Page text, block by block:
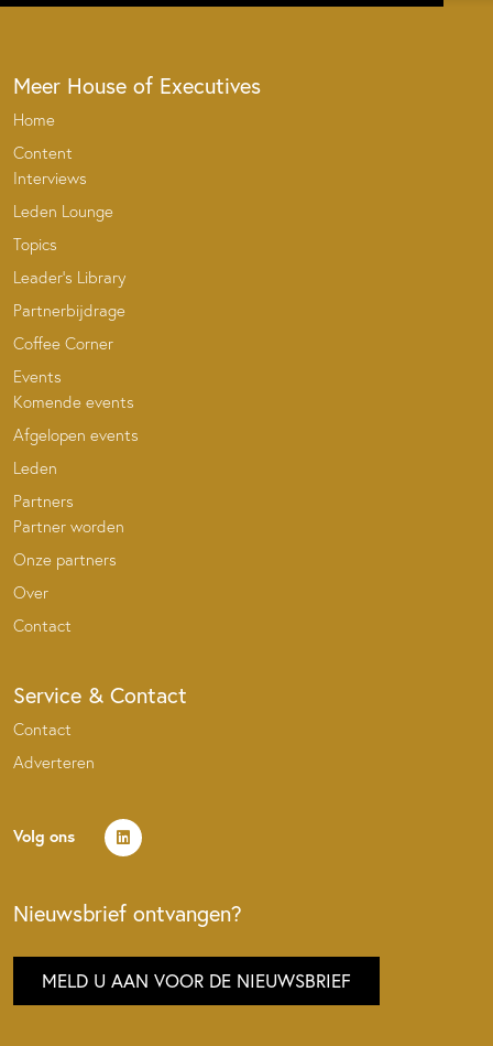
Meer House of Executives
Home
Content
Interviews
Leden Lounge
Topics
Leader’s Library
Partnerbijdrage
Coffee Corner
Events
Komende events
Afgelopen events
Leden
Partners
Partner worden
Onze partners
Over
Contact
Service & Contact
Contact
Adverteren
Volg ons
Nieuwsbrief ontvangen?
MELD U AAN VOOR DE NIEUWSBRIEF